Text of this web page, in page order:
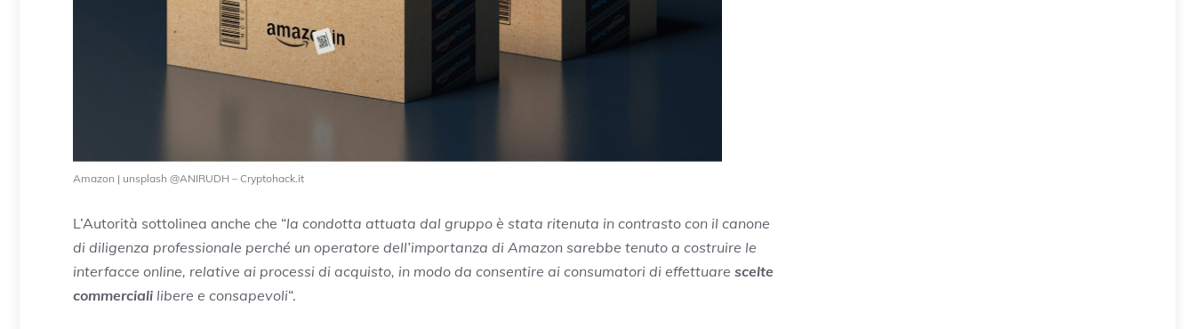
Amazon | unsplash @ANIRUDH – Cryptohack.it
L’Autorità sottolinea anche che “la condotta attuata dal gruppo è stata ritenuta in contrasto con il canone
di diligenza professionale perché un operatore dell’importanza di Amazon sarebbe tenuto a costruire le
interfacce online, relative ai processi di acquisto, in modo da consentire ai consumatori di effettuare scelte
commerciali libere e consapevoli“.